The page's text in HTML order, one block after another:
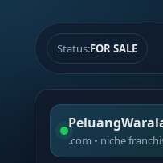
Status:FOR SALE
.com • niche